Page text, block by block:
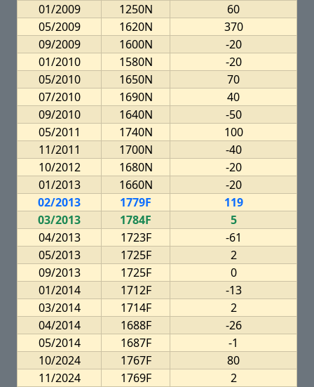
01/2009
1250N
60
05/2009
1620N
370
09/2009
1600N
-20
01/2010
1580N
-20
05/2010
1650N
70
07/2010
1690N
40
09/2010
1640N
-50
05/2011
1740N
100
11/2011
1700N
-40
10/2012
1680N
-20
01/2013
1660N
-20
02/2013
1779F
119
03/2013
1784F
5
04/2013
1723F
-61
05/2013
1725F
2
09/2013
1725F
0
01/2014
1712F
-13
03/2014
1714F
2
04/2014
1688F
-26
05/2014
1687F
-1
10/2024
1767F
80
11/2024
1769F
2